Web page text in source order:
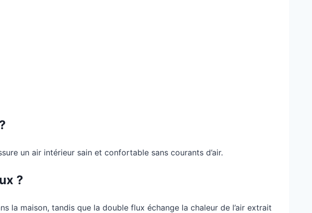
un air intérieur sain et confortable sans courants d’air.
?
la maison, tandis que la double flux échange la chaleur de l’air extrait